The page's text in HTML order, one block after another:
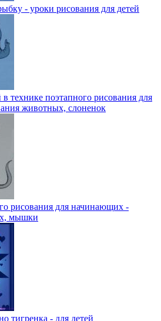
- уроки рисования для детей
технике поэтапного рисования для
животных, слоненок
рисования для начинающих -
мышки
тигренка - для детей